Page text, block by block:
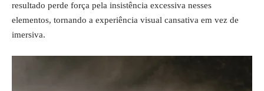
resultado perde força pela insistência excessiva nesses
elementos, tornando a experiência visual cansativa em vez de
imersiva.